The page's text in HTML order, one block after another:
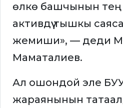
өлкө башчынын тең
активдүү тышкы
жемиши», — деди
Маматалиев.
Ал ошондой эле
жараянынын